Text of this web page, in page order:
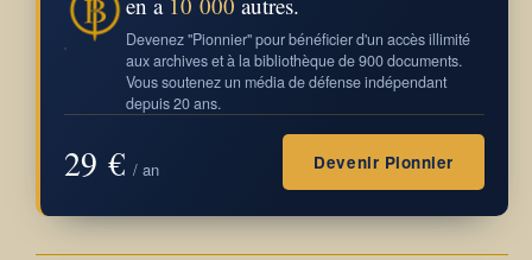
Devenez "Pionnier" pour bénéficier d'un accès illimité
aux archives et à la bibliothèque de 900 documents.
Vous soutenez un média de défense indépendant
depuis 20 ans.
29 € / an Devenir Pionnier